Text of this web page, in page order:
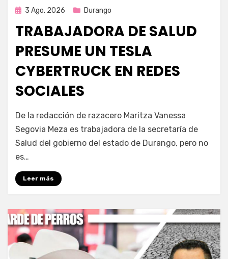
Publicada
3 Ago, 2026 Durango
TRABAJADORA DE SALUD
PRESUME UN TESLA
CYBERTRUCK EN REDES
SOCIALES
por Fernando Miranda Servín
De la redacción de razacero Maritza Vanessa
Segovia Meza es trabajadora de la secretaría de
Salud del gobierno del estado de Durango, pero no
es…
Leer más